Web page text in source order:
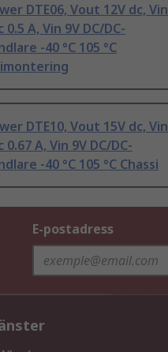
DTE06, Vout 12V dc, Vin
0.5 A, Vin 9V DC/DC-
-40 °C 105 °C
DTE10, Vout 15V dc, Vin
0.67 A, Vin 9V DC/DC-
-40 °C 105 °C Chassi
E-postadress